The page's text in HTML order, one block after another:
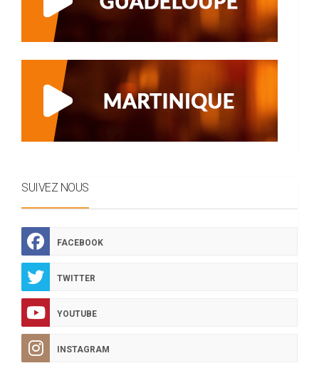
SUIVEZ NOUS
FACEBOOK
TWITTER
YOUTUBE
INSTAGRAM